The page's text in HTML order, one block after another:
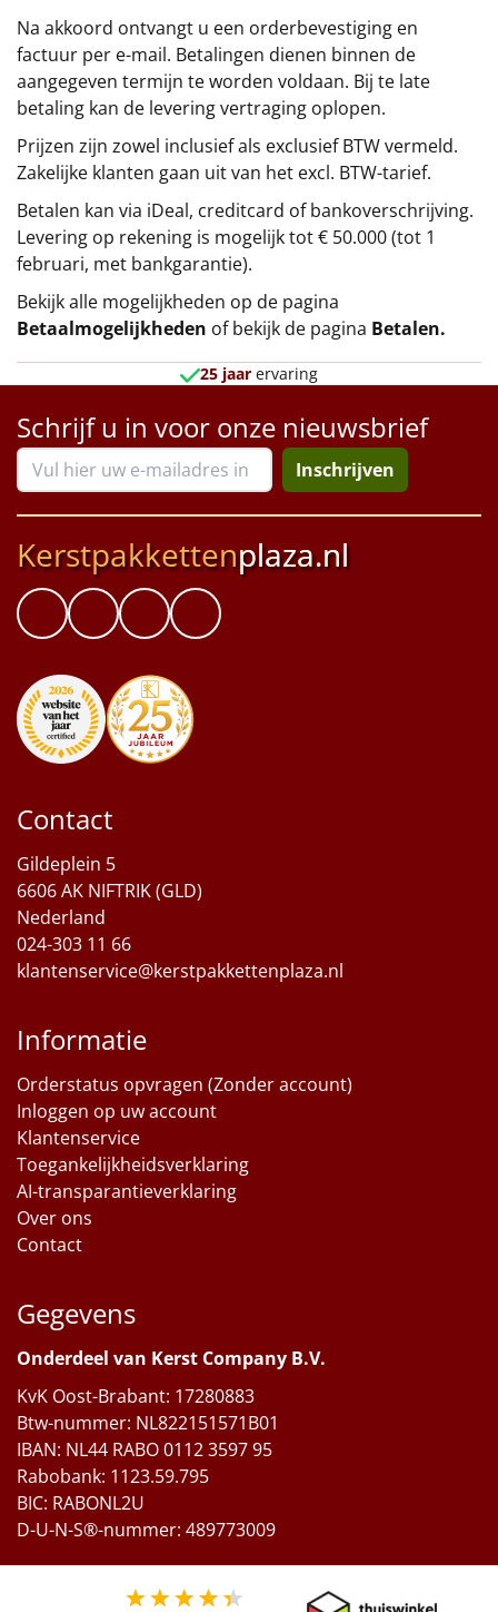
Na akkoord ontvangt u een orderbevestiging en
factuur per e-mail. Betalingen dienen binnen de
aangegeven termijn te worden voldaan. Bij te late
betaling kan de levering vertraging oplopen.
Prijzen zijn zowel inclusief als exclusief BTW vermeld.
Zakelijke klanten gaan uit van het excl. BTW-tarief.
Betalen kan via iDeal, creditcard of bankoverschrijving.
Levering op rekening is mogelijk tot € 50.000 (tot 1
februari, met bankgarantie).
Bekijk alle mogelijkheden op de pagina
Betaalmogelijkheden of bekijk de pagina Betalen.
25 jaar ervaring
Schrijf u in voor onze nieuwsbrief
Inschrijven
Kerstpakkettenplaza.nl
Contact
Gildeplein 5
6606 AK NIFTRIK (GLD)
Nederland
024-303 11 66
klantenservice@kerstpakkettenplaza.nl
Informatie
Orderstatus opvragen (Zonder account)
Inloggen op uw account
Klantenservice
Toegankelijkheidsverklaring
AI-transparantieverklaring
Over ons
Contact
Gegevens
Onderdeel van Kerst Company B.V.
KvK Oost-Brabant: 17280883
Btw-nummer: NL822151571B01
IBAN: NL44 RABO 0112 3597 95
Rabobank: 1123.59.795
BIC: RABONL2U
D-U-N-S®-nummer: 489773009